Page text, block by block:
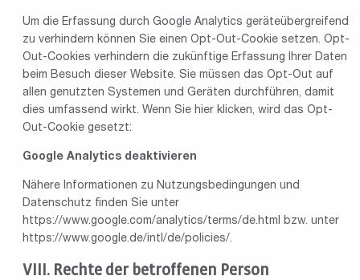
Um die Erfassung durch Google Analytics geräteübergreifend
zu verhindern können Sie einen Opt-Out-Cookie setzen. Opt-
Out-Cookies verhindern die zukünftige Erfassung Ihrer Daten
beim Besuch dieser Website. Sie müssen das Opt-Out auf
allen genutzten Systemen und Geräten durchführen, damit
dies umfassend wirkt. Wenn Sie hier klicken, wird das Opt-
Out-Cookie gesetzt:
Google Analytics deaktivieren
Nähere Informationen zu Nutzungsbedingungen und
Datenschutz finden Sie unter
https://www.google.com/analytics/terms/de.html bzw. unter
https://www.google.de/intl/de/policies/.
Rechte der betroffenen Person